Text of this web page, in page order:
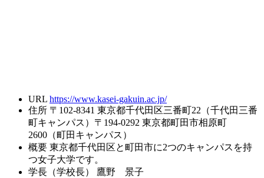
URL https://www.kasei-gakuin.ac.jp/
住所 〒102-8341 東京都千代田区三番町22（千代田三番
町キャンパス）〒194-0292 東京都町田市相原町
2600（町田キャンパス）
概要 東京都千代田区と町田市に2つのキャンパスを持
つ女子大学です。
学長（学校長）
鷹野 景子